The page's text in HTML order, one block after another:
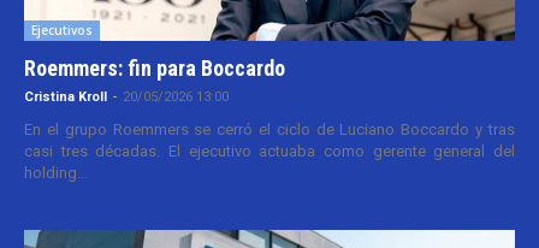
Ejecutivos
Roemmers: fin para Boccardo
Cristina Kroll - 20/05/2026 13:00
En el grupo Roemmers se cerró el ciclo de Luciano Boccardo y tras
casi tres décadas. El ejecutivo actuaba como gerente general del
holding...